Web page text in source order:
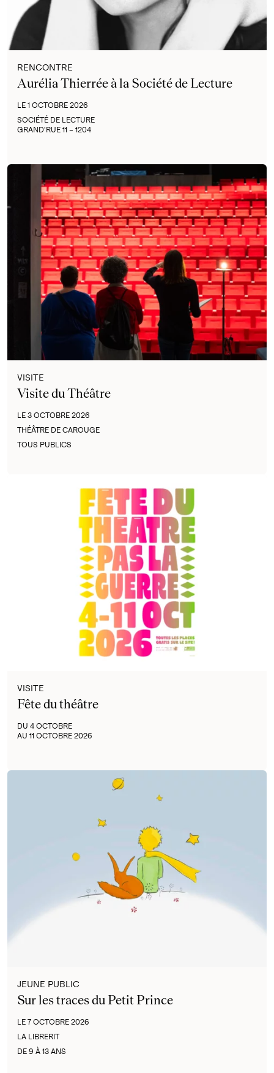
RENCONTRE
Aurélia Thierrée à la Société de Lecture
LE 1 OCTOBRE 2026
SOCIÉTÉ DE LECTURE
GRAND'RUE 11 – 1204
VISITE
Visite du Théâtre
LE 3 OCTOBRE 2026
THÉÂTRE DE CAROUGE
TOUS PUBLICS
VISITE
Fête du théâtre
DU 4 OCTOBRE
AU 11 OCTOBRE 2026
JEUNE PUBLIC
Sur les traces du Petit Prince
LE 7 OCTOBRE 2026
LA LIBRERIT
DE 9 À 13 ANS